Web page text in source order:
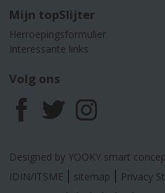
Mijn topSlijter
Herroepingsformulier
Interessante links
Volg ons
F
a
c
T
w
i
I
n
s
Designed by YOOKY smart
IDIN/ITSME
sitemap Privacy